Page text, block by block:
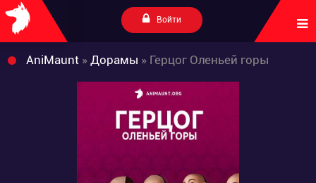
Войти
AniMaunt » Дорамы » Герцог Оленьей горы